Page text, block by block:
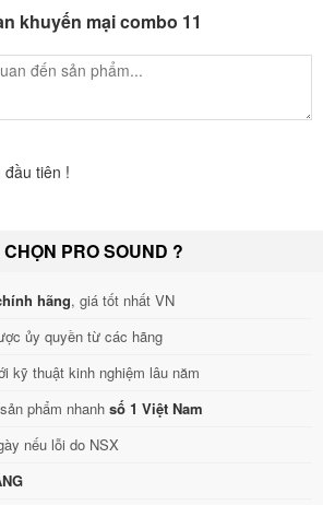
sử hữu SPL cực đại là 130dB và tần
sâu vang vọng tới mọi không gian trong gia
DTD AMP 4x0.7 được hỗ trợ bộ điểu
hoàn hảo cho loa Nexo. DTD4x0.7 có khả
vượt trội, đem đến cho người dùng âm
năng xử lý âm thanh hiện đại, cung cấp
Acoustic Phase có độ chính xác cao.
khuyến mại combo 11
tiên !
PRO SOUND ?
hãng, giá tốt nhất VN
ủy quyền từ các hãng
kỹ thuật kinh nghiệm lâu năm
phẩm nhanh số 1 Việt Nam
nếu lỗi do NSX